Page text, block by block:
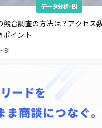
データ分析・BI
競合調査の方法は？アクセス
ポイント
BI